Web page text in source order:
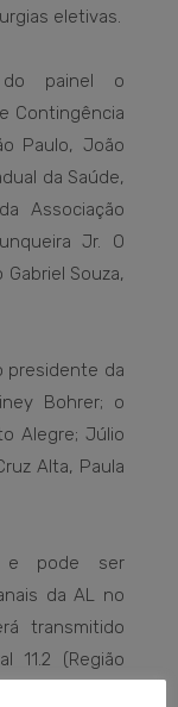
eletivas.
do painel o
Contingência
Paulo, João
da Saúde,
Associação
Jr. O
Souza,
presidente da
Bohrer; o
Alegre; Júlio
Alta, Paula
e pode ser
da AL no
transmitido
11.2 (Região